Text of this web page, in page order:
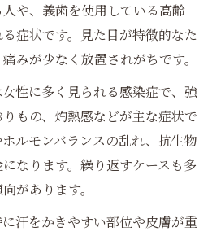
や、義歯を使用している高齢
症状です。見た目が特徴的なた
みが少なく放置されがちです。
性に多く見られる感染症で、強
もの、灼熱感などが主な症状で
ルモンバランスの乱れ、抗生物
なります。繰り返すケースも多
があります。
汗をかきやすい部位や皮膚が重